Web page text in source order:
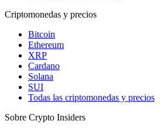
Criptomonedas y precios
Bitcoin
Ethereum
XRP
Cardano
Solana
SUI
Todas las criptomonedas y precios
Sobre Crypto Insiders